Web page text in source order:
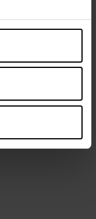
ULTRA DOUX
Blends Kamille &
Refill
In winkelmandje